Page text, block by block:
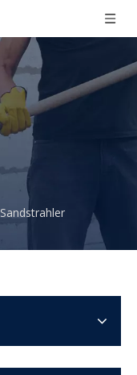
Sandstrahler